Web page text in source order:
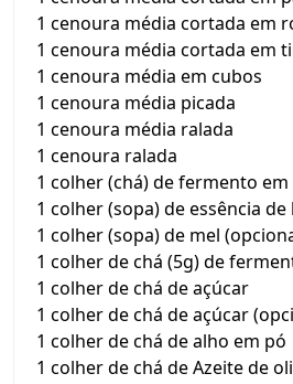
1 cenoura média cortada em
1 cenoura média cortada em
1 cenoura média em cubos
1 cenoura média picada
1 cenoura média ralada
1 cenoura ralada
1 colher (chá) de fermento em
1 colher (sopa) de essência
1 colher (sopa) de mel
1 colher de chá (5g) de
1 colher de chá de açúcar
1 colher de chá de açúcar
1 colher de chá de alho em pó
1 colher de chá de Azeite de